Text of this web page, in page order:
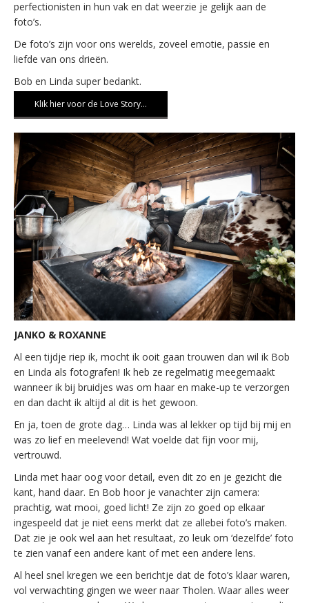
perfectionisten in hun vak en dat weerzie je gelijk aan de
foto’s.
De foto’s zijn voor ons werelds, zoveel emotie, passie en
liefde van ons drieën.
Bob en Linda super bedankt.
Klik hier voor de Love Story…
JANKO & ROXANNE
Al een tijdje riep ik, mocht ik ooit gaan trouwen dan wil ik Bob
en Linda als fotografen! Ik heb ze regelmatig meegemaakt
wanneer ik bij bruidjes was om haar en make-up te verzorgen
en dan dacht ik altijd al dit is het gewoon.
En ja, toen de grote dag… Linda was al lekker op tijd bij mij en
was zo lief en meelevend! Wat voelde dat fijn voor mij,
vertrouwd.
Linda met haar oog voor detail, even dit zo en je gezicht die
kant, hand daar. En Bob hoor je vanachter zijn camera:
prachtig, wat mooi, goed licht! Ze zijn zo goed op elkaar
ingespeeld dat je niet eens merkt dat ze allebei foto’s maken.
Dat zie je ook wel aan het resultaat, zo leuk om ‘dezelfde’ foto
te zien vanaf een andere kant of met een andere lens.
Al heel snel kregen we een berichtje dat de foto’s klaar waren,
vol verwachting gingen we weer naar Tholen. Waar alles weer